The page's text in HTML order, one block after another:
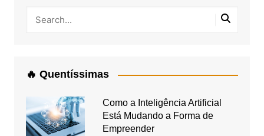
🔥 Quentíssimas
Como a Inteligência Artificial
Está Mudando a Forma de
Empreender